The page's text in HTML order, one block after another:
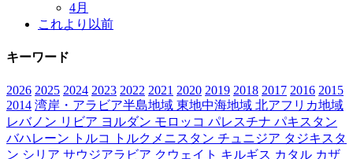
4月
これより以前
キーワード
2026 2025 2024 2023 2022 2021 2020 2019 2018 2017 2016 2015
2014 湾岸・アラビア半島地域 東地中海地域 北アフリカ地域
レバノン リビア ヨルダン モロッコ パレスチナ パキスタン
バハレーン
トルコ トルクメニスタン チュニジア タジキスタ
ン シリア サウジアラビア クウェイト キルギス カタル カザ